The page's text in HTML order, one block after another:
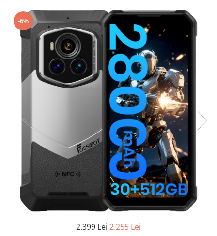
Huse protectie
Smartwatch
Accesorii smartwatch
ELECTROCASNICE
Aparate de Gătit
Oală sub Presiune
Storcător
Blender
Aparate de Cafea
Aspiratoare Verticale
Friteuze Aer Cald / Air Fryer
Mașini de Spălat
Mașini de Spălat Vase
-6%
2.399 Lei2.255 Lei